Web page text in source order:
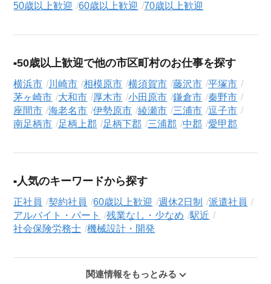
50歳以上歓迎 60歳以上歓迎 70歳以上歓迎
50歳以上歓迎で他の市区町村のお仕事を探す
横浜市 川崎市 相模原市 横須賀市 藤沢市
平塚市
茅ヶ崎市
大和市 厚木市 小田原市 鎌倉市
秦野市
座間市
海老名市 伊勢原市 綾瀬市 三浦市
逗子市
南足柄市
足柄上郡 足柄下郡 三浦郡 中郡 愛甲郡
人気のキーワードから探す
正社員 契約社員 60歳以上歓迎 週休2日制
派遣社員
アルバイト・パート
残業なし・少なめ
駅近
社会保険労務士
機械設計・開発
関連情報をもっとみる